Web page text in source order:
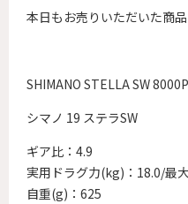
本日もお売りいただいた商
SHIMANO STELLA SW
シマノ 19 ステラSW
ギア比：4.9
実用ドラグ力(kg)：18.0/最
自重(g)：625